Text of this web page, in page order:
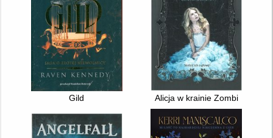
Gild Alicja w krainie Zombi